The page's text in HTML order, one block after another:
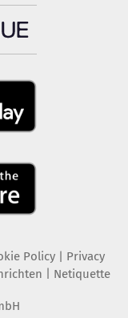
Policy| Privacy
| Netiquette